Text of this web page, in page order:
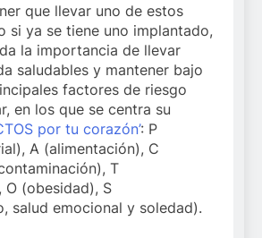
que llevar uno de estos
si ya se tiene uno implantado,
la importancia de llevar
saludables y mantener bajo
factores de riesgo
en los que se centra su
por tu corazón’: P
A (alimentación), C
T
O (obesidad), S
salud emocional y soledad).